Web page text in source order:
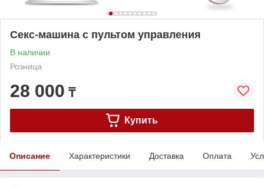
Секс-машина с пультом управления
В наличии
Розница
28 000 ₸
Купить
Описание Характеристики Доставка Оплата